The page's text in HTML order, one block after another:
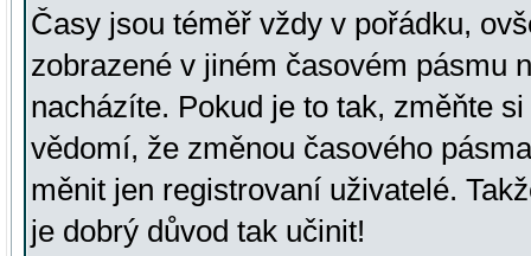
Časy jsou téměř vždy v pořádku,
zobrazené v jiném časovém pásmu
nacházíte. Pokud je to tak, změňte
vědomí, že změnou časového
měnit jen registrovaní uživatelé.
je dobrý důvod tak učinit!